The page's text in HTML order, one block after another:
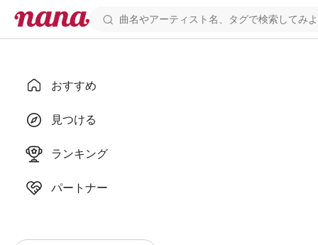
おすすめ
見つける
ランキング
パートナー